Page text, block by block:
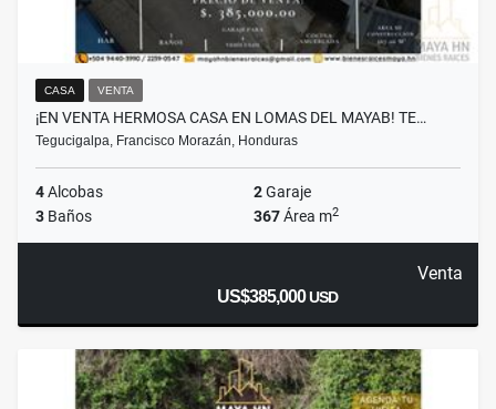
CASA VENTA
¡EN VENTA HERMOSA CASA EN LOMAS DEL MAYAB! TE…
Tegucigalpa, Francisco Morazán, Honduras
4Alcobas 2Garaje
3 Baños 367Área m2
Venta
US$385,000USD